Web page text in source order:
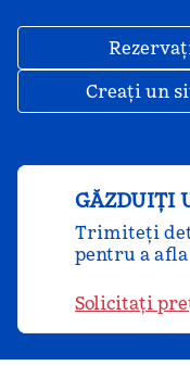
Creați un
GĂZDUIȚI
Trimiteți
pentru a
Solicitați